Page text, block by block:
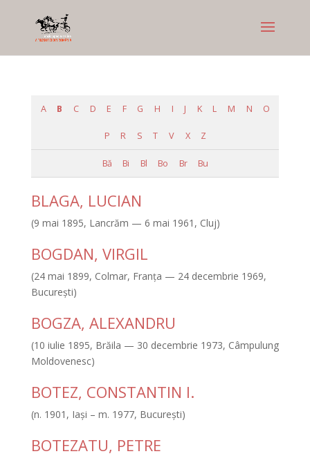
A B C D E F G H I J K L M N O
P R S T V X Z
Bă Bi Bl Bo Br Bu
BLAGA, LUCIAN
(9 mai 1895, Lancrăm — 6 mai 1961, Cluj)
BOGDAN, VIRGIL
(24 mai 1899, Colmar, Franţa — 24 decembrie 1969,
Bucureşti)
BOGZA, ALEXANDRU
(10 iulie 1895, Brăila — 30 decembrie 1973, Câmpulung
Moldovenesc)
BOTEZ, CONSTANTIN I.
(n. 1901, Iaşi – m. 1977, Bucureşti)
BOTEZATU, PETRE